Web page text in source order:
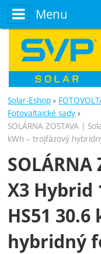
Menu
Solar-Eshop
Fotovaltaické sady
SOLÁRNA ZOSTAVA |
kWh – trojfázový
SOLÁRNA
X3 Hybrid
HS51
hybridný